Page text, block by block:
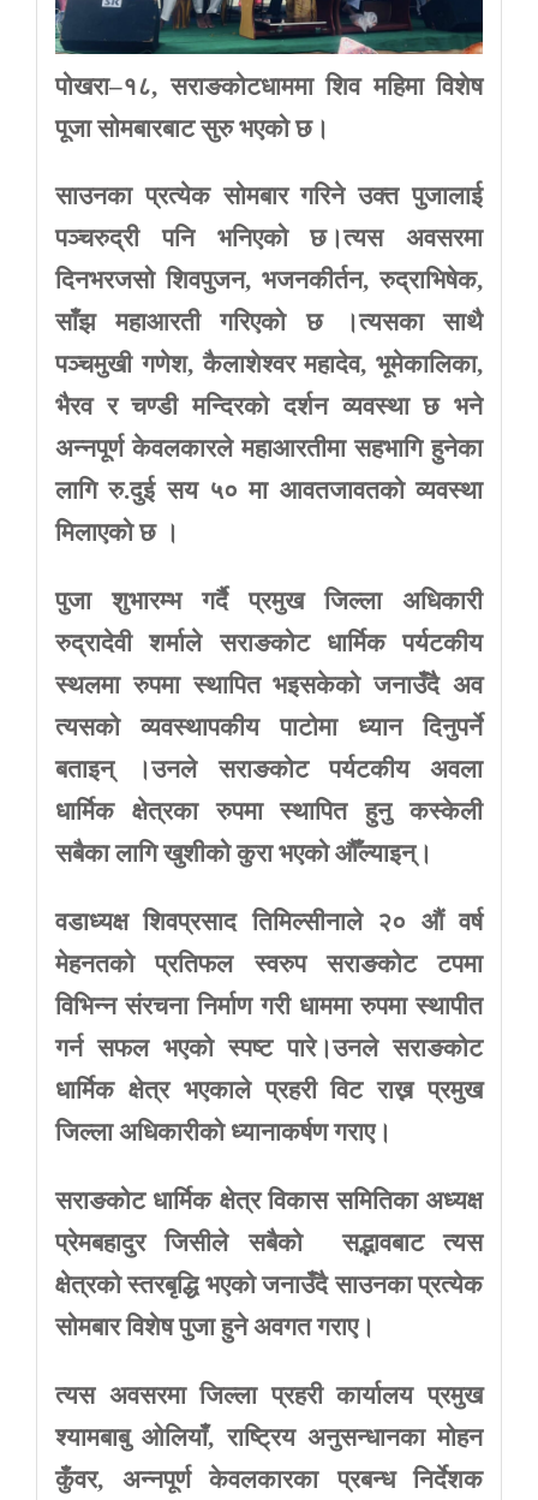
पोखरा–१८,सराङकोटधाममा शिव महिमा विशेष
पूजा सोमबारबाट सुरु भएको छ।
साउनका प्रत्येक सोमबार गरिने उक्त पुजालाई
पञ्चरुद्री
पनि भनिएको छ।त्यस
अवसरमा
दिनभरजसो शिवपुजन, भजनकीर्तन,रुद्राभिषेक,
साँझ
महाआरती गरिएको छ ।त्यसका
साथै
पञ्चमुखी गणेश,कैलाशेश्वर महादेव, भूमेकालिका,
भैरव र चण्डी मन्दिरको दर्शन व्यवस्था छ भने
अन्नपूर्ण केवलकारले महाआरतीमा सहभागि हुनेका
लागि रु.दुई सय ५० मा आवतजावतको व्यवस्था
मिलाएको छ ।
पुजा शुभारम्भ गर्दै प्रमुख जिल्ला
अधिकारी
रुद्रादेवी शर्माले सराङकोट धार्मिक पर्यटकीय
स्थलमा रुपमा स्थापित भइसकेको जनाउँदै अव
त्यसको
व्यवस्थापकीय पाटोमा ध्यान
दिनुपर्ने
बताइन्
।उनले सराङकोट पर्यटकीय
अवला
धार्मिक
क्षेत्रका रुपमा स्थापित हुनु
कस्केली
सबैका लागि खुशीको कुरा भएको औँल्याइन्।
वडाध्यक्ष शिवप्रसाद तिमिल्सीनाले २० औं वर्ष
मेहनतको
प्रतिफल स्वरुप सराङकोट
टपमा
विभिन्न संरचना निर्माण गरी धाममा रुपमा स्थापीत
गर्न सफल भएको स्पष्ट पारे।उनले सराङकोट
धार्मिक क्षेत्र भएकाले प्रहरी विट राख्न प्रमुख
जिल्ला अधिकारीको ध्यानाकर्षण गराए।
सराङकोट धार्मिक क्षेत्र विकास समितिका अध्यक्ष
प्रेमबहादुर
जिसीले सबैको सद्भावबाट
त्यस
क्षेत्रको स्तरबृद्धि भएको जनाउँदै साउनका प्रत्येक
सोमबार विशेष पुजा हुने अवगत गराए।
त्यस अवसरमा जिल्ला प्रहरी कार्यालय प्रमुख
श्यामबाबु ओलियाँ,राष्ट्रिय अनुसन्धानका मोहन
कुँवर, अन्नपूर्ण केवलकारका प्रबन्ध निर्देशक